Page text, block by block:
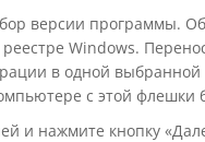
версии программы.
Windows.
в одной
с этой флешки
и нажмите кнопку